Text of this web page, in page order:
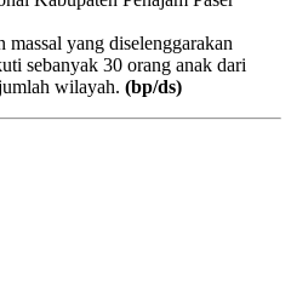
massal yang diselenggarakan
sebanyak 30 orang anak dari
wilayah. (bp/ds)